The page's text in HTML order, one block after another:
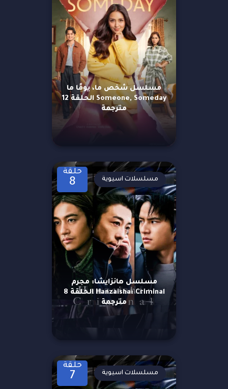
مسلسل شخص ما، يومًا ما
Someone, Someday الحلقة 12
مترجمة
حلقة
8
مسلسل هانزايشا: مجرم
Hanzaisha: Criminal الحلقة 8
مترجمة
مسلسلات اسيوية
حلقة
7 مسلسلات اسيوية